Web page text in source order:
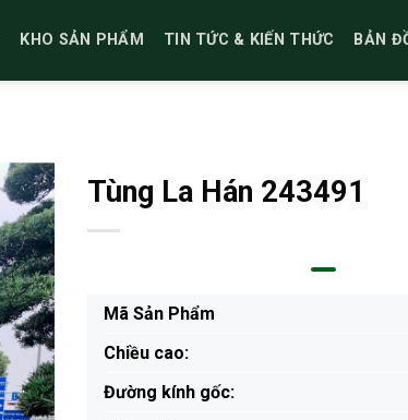
KHO SẢN PHẨM TIN TỨC & KIẾN THỨC BẢN
Tùng La Hán 243491
Mã Sản Phẩm
Chiều cao:
Đường kính gốc: